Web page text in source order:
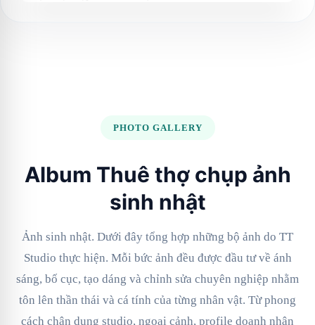
PHOTO GALLERY
Album Thuê thợ chụp ảnh
sinh nhật
Ảnh sinh nhật. Dưới đây tổng hợp những bộ ảnh do TT
Studio thực hiện. Mỗi bức ảnh đều được đầu tư về ánh
sáng, bố cục, tạo dáng và chỉnh sửa chuyên nghiệp nhằm
tôn lên thần thái và cá tính của từng nhân vật. Từ phong
cách chân dung studio, ngoại cảnh, profile doanh nhân